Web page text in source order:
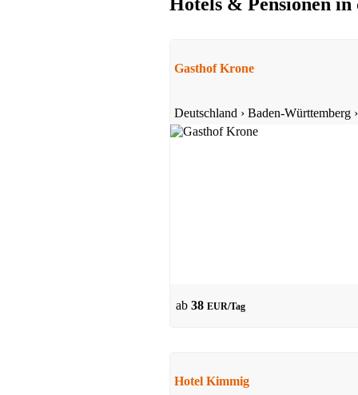
ab 28 EUR/Tag
Hotels & Pensionen
Gasthof Krone
Deutschland › Baden-Württemberg ›
ab 38 EUR/Tag
Hotel Kimmig